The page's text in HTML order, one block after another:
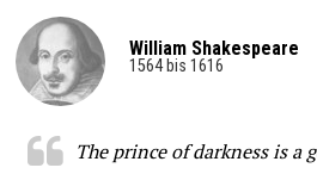
William Shakespeare
1564 bis 1616
The prince of darkness is a